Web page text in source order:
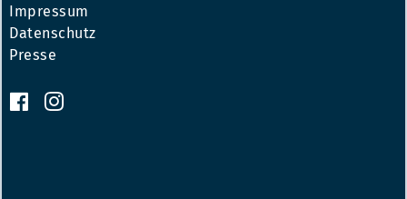
Impressum
Datenschutz
Presse